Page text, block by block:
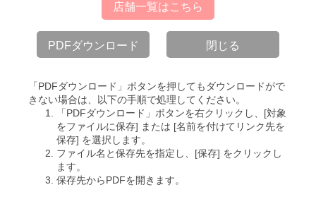
店舗一覧はこちら
PDFダウンロード 閉じる
「PDFダウンロード」ボタンを押してもダウンロードがで
きない場合は、以下の手順で処理してください。
「PDFダウンロード」ボタンを右クリックし、[対象
をファイルに保存] または [名前を付けてリンク先を
保存] を選択します。
ファイル名と保存先を指定し、[保存] をクリックし
ます。
保存先からPDFを開きます。